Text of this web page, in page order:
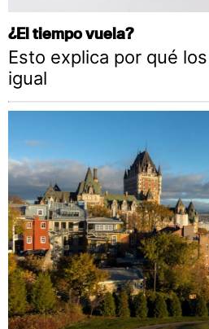
¿El tiempo vuela?
Esto explica por qué
igual